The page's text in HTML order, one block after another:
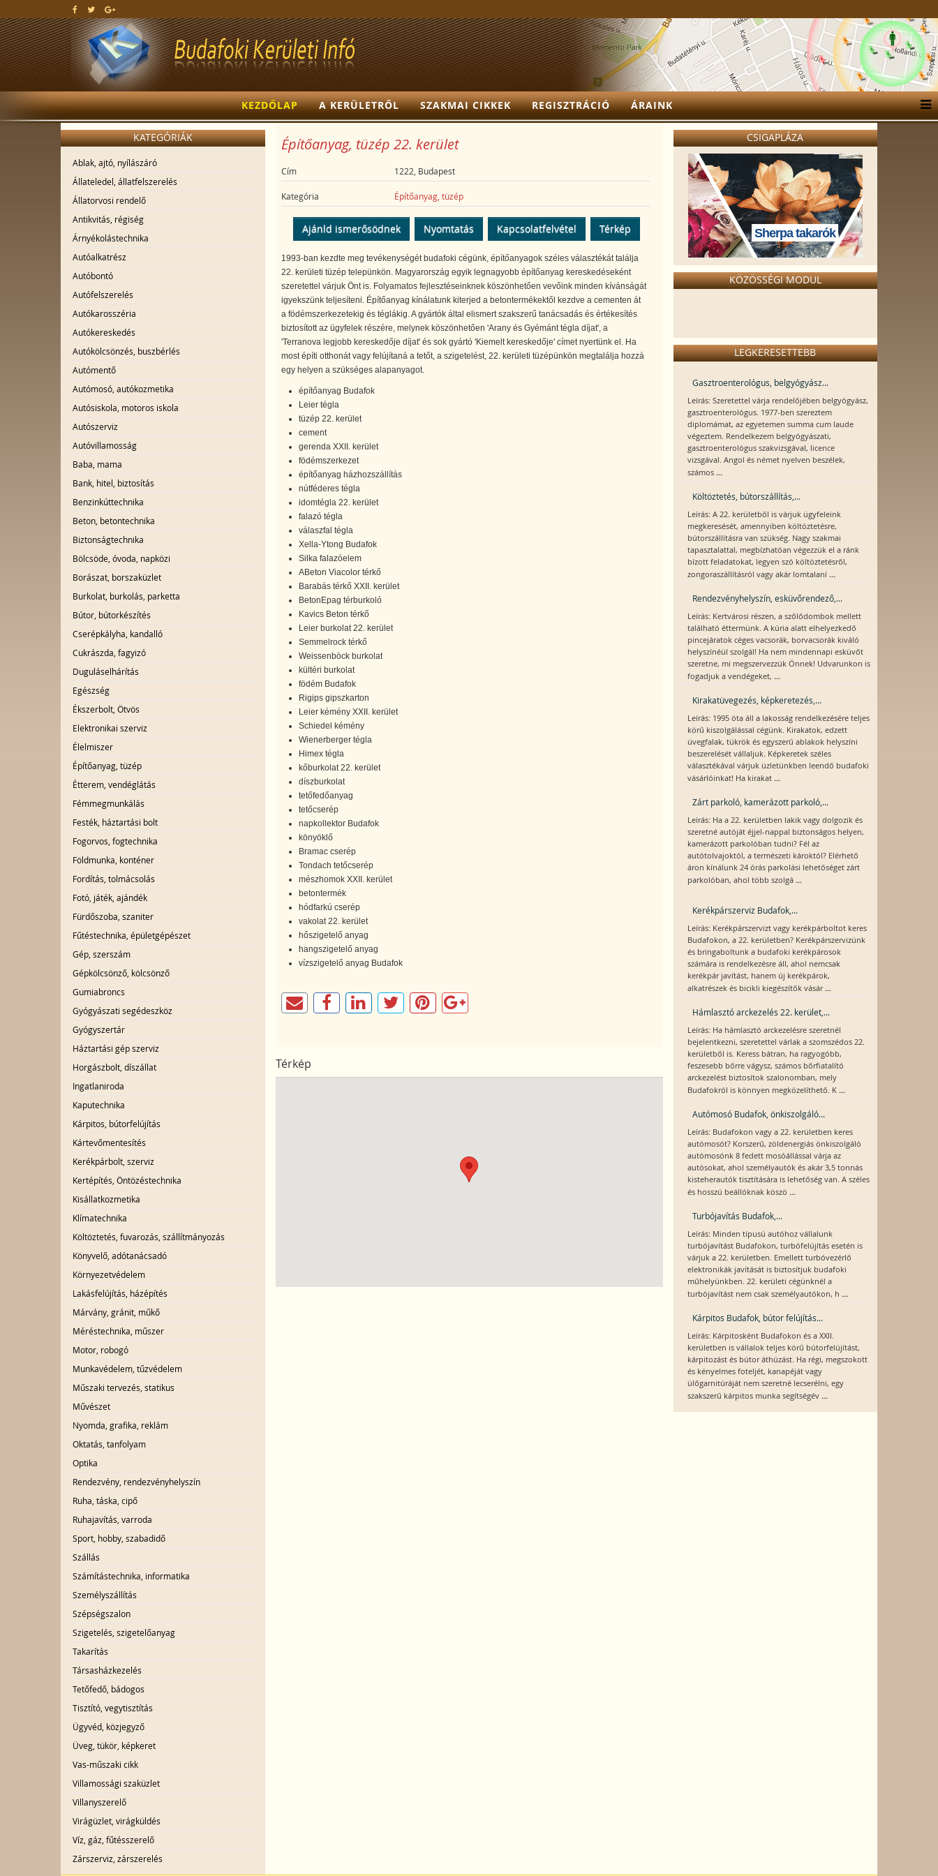
KEZDŐLAP A KERÜLETRŐL SZAKMAI CIKKEK REGISZTRÁCIÓ ÁRAINK
KATEGÓRIÁK
Ablak, ajtó, nyílászáró
Állateledel, állatfelszerelés
Állatorvosi rendelő
Antikvitás, régiség
Árnyékolástechnika
Autóalkatrész
Autóbontó
Autófelszerelés
Autókarosszéria
Autókereskedés
Autókölcsönzés, buszbérlés
Autómentő
Autómosó, autókozmetika
Autósiskola, motoros iskola
Autószerviz
Autóvillamosság
Baba, mama
Bank, hitel, biztosítás
Benzinkúttechnika
Beton, betontechnika
Biztonságtechnika
Bölcsöde, óvoda, napközi
Borászat, borszaküzlet
Burkolat, burkolás, parketta
Bútor, bútorkészítés
Cserépkályha, kandalló
Cukrászda, fagyizó
Duguláselhárítás
Egészség
Ékszerbolt, Ötvös
Elektronikai szerviz
Élelmiszer
Építőanyag, tüzép
Étterem, vendéglátás
Fémmegmunkálás
Festék, háztartási bolt
Fogorvos, fogtechnika
Földmunka, konténer
Fordítás, tolmácsolás
Fotó, játék, ajándék
Fürdőszoba, szaniter
Fűtéstechnika, épületgépészet
Gép, szerszám
Gépkölcsönző, kölcsönző
Gumiabroncs
Gyógyászati segédeszköz
Gyógyszertár
Háztartási gép szerviz
Horgászbolt, díszállat
Ingatlaniroda
Kaputechnika
Kárpitos, bútorfelújítás
Kártevőmentesítés
Kerékpárbolt, szerviz
Kertépítés, Öntözéstechnika
Kisállatkozmetika
Klímatechnika
Költöztetés, fuvarozás, szállítmányozás
Könyvelő, adótanácsadó
Környezetvédelem
Lakásfelújítás, házépítés
Márvány, gránit, műkő
Méréstechnika, műszer
Motor, robogó
Munkavédelem, tűzvédelem
Műszaki tervezés, statikus
Művészet
Nyomda, grafika, reklám
Oktatás, tanfolyam
Optika
Rendezvény, rendezvényhelyszín
Ruha, táska, cipő
Ruhajavítás, varroda
Sport, hobby, szabadidő
Szállás
Számítástechnika, informatika
Személyszállítás
Szépségszalon
Szigetelés, szigetelőanyag
Takarítás
Társasházkezelés
Tetőfedő, bádogos
Tisztító, vegytisztítás
Ügyvéd, közjegyző
Üveg, tükör, képkeret
Vas-műszaki cikk
Villamossági szaküzlet
Villanyszerelő
Virágüzlet, virágküldés
Víz, gáz, fűtésszerelő
Zárszerviz, zárszerelés
Építőanyag, tüzép 22. kerület
Cím 1222, Budapest
Kategória Építőanyag, tüzép
Ajánld ismerősödnek Nyomtatás Kapcsolatfelvétel Térkép
1993-ban kezdte meg tevékenységét budafoki cégünk, építőanyagok széles választékát találja
22. kerületi tüzép telepünkön. Magyarország egyik legnagyobb építőanyag kereskedéseként
szeretettel várjuk Önt is. Folyamatos fejlesztéseinknek köszönhetően vevőink minden kívánságát
igyekszünk teljesíteni. Építőanyag kínálatunk kiterjed a betontermékektől kezdve a cementen át
a födémszerkezetekig és téglákig. A gyártók által elismert szakszerű tanácsadás és értékesítés
biztosított az ügyfelek részére, melynek köszönhetően 'Arany és Gyémánt tégla díjat', a
'Terranova legjobb kereskedője díjat' és sok gyártó 'Kiemelt kereskedője' címet nyertünk el. Ha
most építi otthonát vagy felújítaná a tetőt, a szigetelést, 22. kerületi tüzépünkön megtalálja hozzá
egy helyen a szükséges alapanyagot.
építőanyag Budafok
Leier tégla
tüzép 22. kerület
cement
gerenda XXII. kerület
födémszerkezet
építőanyag házhozszállítás
nútféderes tégla
idomtégla 22. kerület
falazó tégla
válaszfal tégla
Xella-Ytong Budafok
Silka falazóelem
ABeton Viacolor térkő
Barabás térkő XXII. kerület
BetonEpag térburkoló
Kavics Beton térkő
Leier burkolat 22. kerület
Semmelrock térkő
Weissenböck burkolat
kültéri burkolat
födém Budafok
Rigips gipszkarton
Leier kémény XXII. kerület
Schiedel kémény
Wienerberger tégla
Himex tégla
kőburkolat 22. kerület
díszburkolat
tetőfedőanyag
tetőcserép
napkollektor Budafok
könyöklő
Bramac cserép
Tondach tetőcserép
mészhomok XXII. kerület
betontermék
hódfarkú cserép
vakolat 22. kerület
hőszigetelő anyag
hangszigetelő anyag
vízszigetelő anyag Budafok
Térkép
CSIGAPLÁZA
Sherpa takarók
KÖZÖSSÉGI MODUL
LEGKERESETTEBB
Gasztroenterológus, belgyógyász...
Leírás: Szeretettel várja rendelőjében belgyógyász,
gasztroenterológus. 1977-ben szereztem
diplomámat, az egyetemen summa cum laude
végeztem. Rendelkezem belgyógyászati,
gasztroenterológus szakvizsgával, licence
vizsgával. Angol és német nyelven beszélek,
számos ...
Költöztetés, bútorszállítás,...
Leírás: A 22. kerületből is várjuk ügyfeleink
megkeresését, amennyiben költöztetésre,
bútorszállításra van szükség. Nagy szakmai
tapasztalattal, megbízhatóan végezzük el a ránk
bízott feladatokat, legyen szó költöztetésről,
zongoraszállításról vagy akár lomtalaní ...
Rendezvényhelyszín, esküvőrendező,...
Leírás: Kertvárosi részen, a szőlődombok mellett
található éttermünk. A kúria alatt elhelyezkedő
pincejáratok céges vacsorák, borvacsorák kiváló
helyszínéül szolgál! Ha nem mindennapi esküvőt
szeretne, mi megszervezzük Önnek! Udvarunkon is
fogadjuk a vendégeket, ...
Kirakatüvegezés, képkeretezés,...
Leírás: 1995 óta áll a lakosság rendelkezésére teljes
körű kiszolgálással cégünk. Kirakatok, edzett
üvegfalak, tükrök és egyszerű ablakok helyszíni
beszerelését vállaljuk. Képkeretek széles
választékával várjuk üzletünkben leendő budafoki
vásárlóinkat! Ha kirakat ...
Zárt parkoló, kamerázott parkoló,...
Leírás: Ha a 22. kerületben lakik vagy dolgozik és
szeretné autóját éjjel-nappal biztonságos helyen,
kamerázott parkolóban tudni? Fél az
autótolvajoktól, a természeti károktól? Elérhető
áron kínálunk 24 órás parkolási lehetőséget zárt
parkolóban, ahol több szolgá ...
Kerékpárszerviz Budafok,...
Leírás: Kerékpárszervizt vagy kerékpárboltot keres
Budafokon, a 22. kerületben? Kerékpárszervizünk
és bringaboltunk a budafoki kerékpárosok
számára is rendelkezésre áll, ahol nemcsak
kerékpár javítást, hanem új kerékpárok,
alkatrészek és bicikli kiegészítők vásár...
Hámlasztó arckezelés 22. kerület,...
Leírás: Ha hámlasztó arckezelésre szeretnél
bejelentkezni, szeretettel várlak a szomszédos 22.
kerületből is. Keress bátran, ha ragyogóbb,
feszesebb bőrre vágysz, számos bőrfiatalító
arckezelést biztosítok szalonomban, mely
Budafokról is könnyen megközelíthető. K ...
Autómosó Budafok, önkiszolgáló...
Leírás: Budafokon vagy a 22. kerületben keres
autómosót? Korszerű, zöldenergiás önkiszolgáló
autómosónk 8 fedett mosóállással várja az
autósokat, ahol személyautók és akár 3,5 tonnás
kisteherautók tisztítására is lehetőség van. A széles
és hosszú beállóknak köszö ...
Turbójavítás Budafok,...
Leírás: Minden típusú autóhoz vállalunk
turbójavítást Budafokon, turbófelújítás esetén is
várjuk a 22. kerületben. Emellett turbóvezérlő
elektronikák javítását is biztosítjuk budafoki
műhelyünkben. 22. kerületi cégünknél a
turbójavítást nem csak személyautókon, h ...
Kárpitos Budafok, bútor felújítás...
Leírás: Kárpitosként Budafokon és a XXII.
kerületben is vállalok teljes körű bútorfelújítást,
kárpitozást és bútor áthúzást. Ha régi, megszokott
és kényelmes foteljét, kanapéját vagy
ülőgarnitúráját nem szeretné lecserélni, egy
szakszerű kárpitos munka segítségév ...